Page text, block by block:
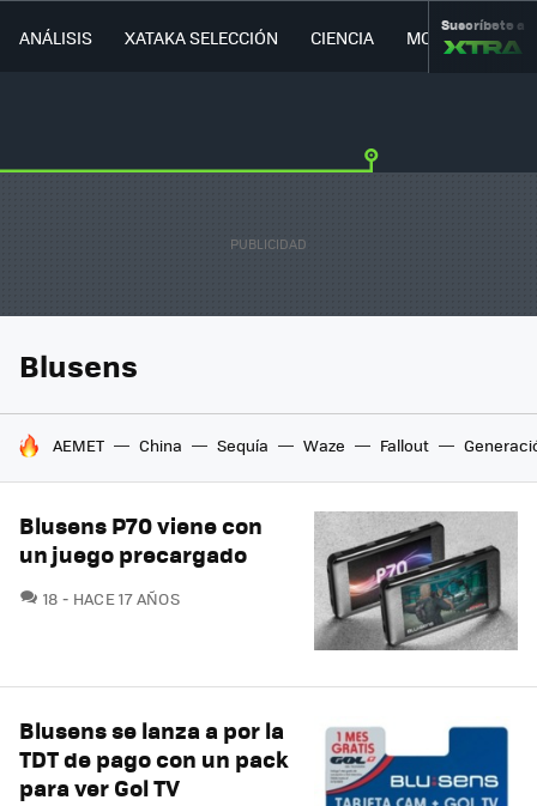
ANÁLISIS XATAKA SELECCIÓN CIENCIA MOVILIDAD
Suscríbete a
Blusens
HOY SE HABLA DE
AEMET China Sequía Waze Fallout
Blusens P70 viene con
un juego precargado
18 COMENTARIOS
HACE 17 AÑOS
Blusens se lanza a por la
TDT de pago con un pack
para ver Gol TV